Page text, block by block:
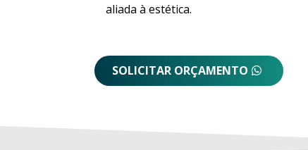
aliada à estética.
SOLICITAR ORÇAMENTO